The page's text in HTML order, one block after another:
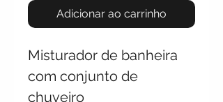
Adicionar ao carrinho
Misturador de banheira
com conjunto de
chuveiro